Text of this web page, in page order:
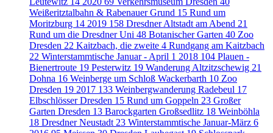
Weißeritztalbahn & Rabenauer Grund 15 Rund um
Moritzburg 14 2019 158 Dresdner Altstadt am Abend 21
Rund um die Dresdner Uni 48 Botanischer Garten 40 Zoo
Dresden 22 Kaitzbach, die zweite 4 Rundgang am Kaitzbach
22 Winterstammtische Januar - April 1 2018 104 Plauen -
Bienertroute 19 Pesterwitz 19 Wanderung Altzitzschewig 21
Dohna 16 Weinberge um Schloß Wackerbarth 10 Zoo
Dresden 19 2017 133 Weinbergwanderung Radebeul 17
Elbschlösser Dresden 15 Rund um Goppeln 23 Großer
Garten Dresden 13 Barockgarten Großsedlitz 18 Weinböhla
18 Dresdner Neustadt 23 Winterstammtische Januar-März 6